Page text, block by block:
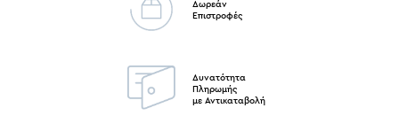
Δωρεάν
Επιστροφές
Δυνατότητα
Πληρωμής
με Αντικαταβολή